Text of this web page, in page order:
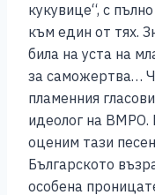
кукувице“, с
към един от тях.
била на уста на
за саможертва…
пламенния
идеолог на ВМРО.
оценим тази
Българското
особена